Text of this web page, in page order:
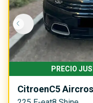
PRECIO
CitroenC5